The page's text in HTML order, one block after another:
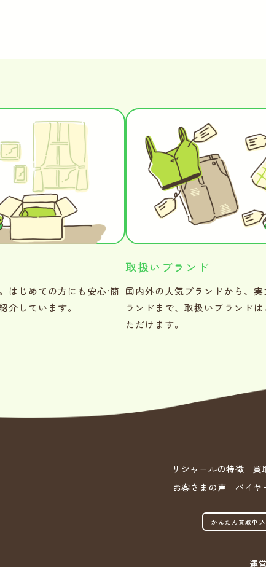
はじめての方にも安心·簡
介しています。
取扱いブランド
国内外の人気ブランドから、
ランドまで、取扱いブランド
ただけます。
リシャールの特徴 買
お客さまの声
バイヤ
かんたん買取申込
運